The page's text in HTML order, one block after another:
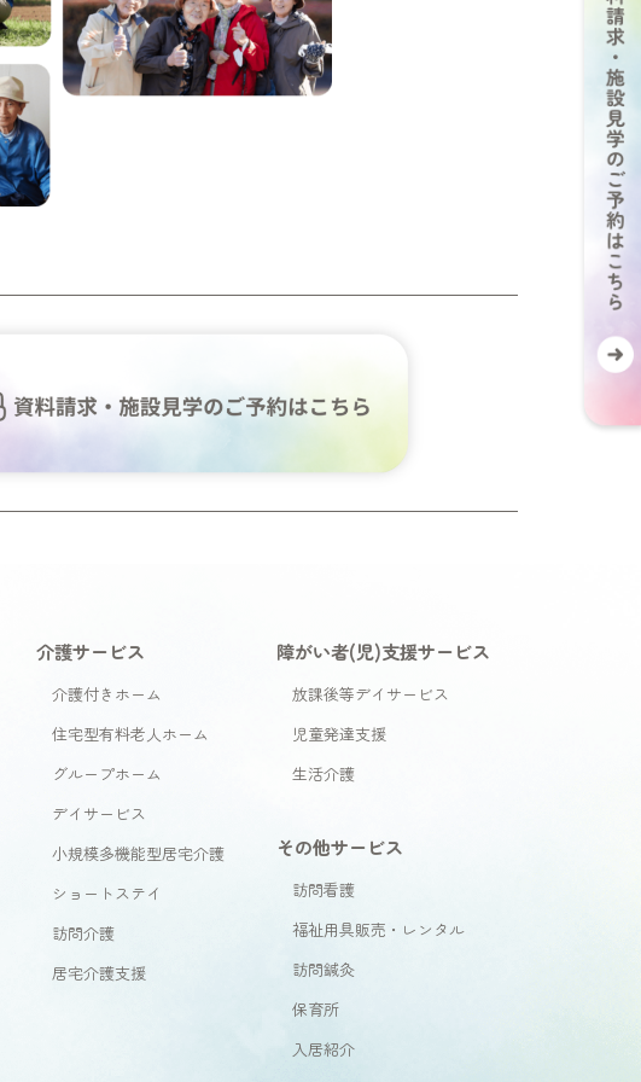
介護サービス
介護付きホーム
住宅型有料老人ホーム
グループホーム
デイサービス
小規模多機能型居宅介護
ショートステイ
訪問介護
居宅介護支援
障がい者(児)支援サービス
放課後等デイサービス
児童発達支援
生活介護
その他サービス
訪問看護
福祉用具販売・レンタル
訪問鍼灸
保育所
入居紹介